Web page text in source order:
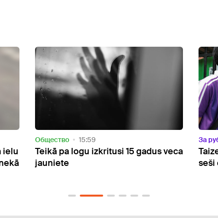
За рубежом 09:23
Taizemē apšaudē skolā nogalināti
seši cilvēki
Pēc
un